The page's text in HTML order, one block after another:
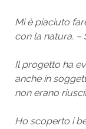
Mi è piaciuto
con la natura. –
Il progetto ha
anche in
non erano
Ho scoperto i